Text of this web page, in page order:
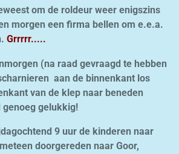
om de roldeur weer enigszins
morgen een firma bellen om e.e.a.
Grrrrr.....
(na raad gevraagd te hebben
aan de binnenkant los
van de klep naar beneden
gelukkig!
9 uur de kinderen naar
doorgereden naar Goor,